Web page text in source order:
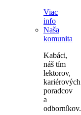
Viac
info
Naša
komunita
Kabáci,
náš tím
lektorov,
kariérových
poradcov
a
odborníkov.